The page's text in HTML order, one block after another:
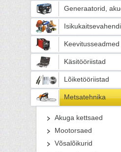
Generaatorid,
Keevitusseadmed
Käsitööriistad
Lõiketööriistad
Metsatehnika
Akuga kettsaed
Mootorsaed
Võsalõikurid